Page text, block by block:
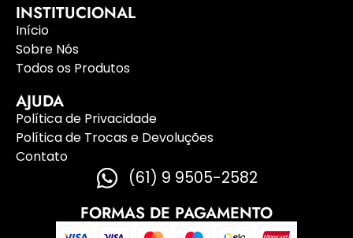
INSTITUCIONAL
Início
Sobre Nós
Todos os Produtos
AJUDA
Política de Privacidade
Política de Trocas e Devoluções
Contato
(61) 9 9505-2582
FORMAS DE PAGAMENTO